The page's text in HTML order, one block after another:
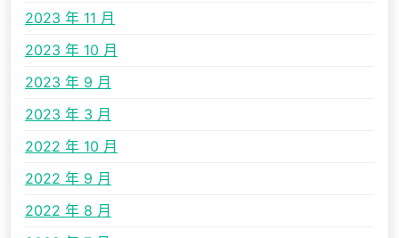
2023 年 11 月
2023 年 10 月
2023 年 9 月
2023 年 3 月
2022 年 10 月
2022 年 9 月
2022 年 8 月